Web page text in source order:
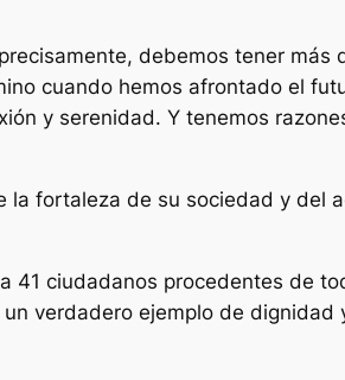
debemos tener más
cuando hemos afrontado el
y serenidad. Y tenemos
la fortaleza de su sociedad y del
41 ciudadanos procedentes de
verdadero ejemplo de dignidad